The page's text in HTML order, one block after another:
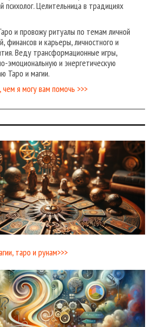
психолог. Целительница в традициях
и провожу ритуалы по темам личной
финансов и карьеры, личностного и
Веду трансформационные игры,
эмоциональную и энергетическую
Таро и магии.
я могу вам помочь >>>
таро и рунам>>>